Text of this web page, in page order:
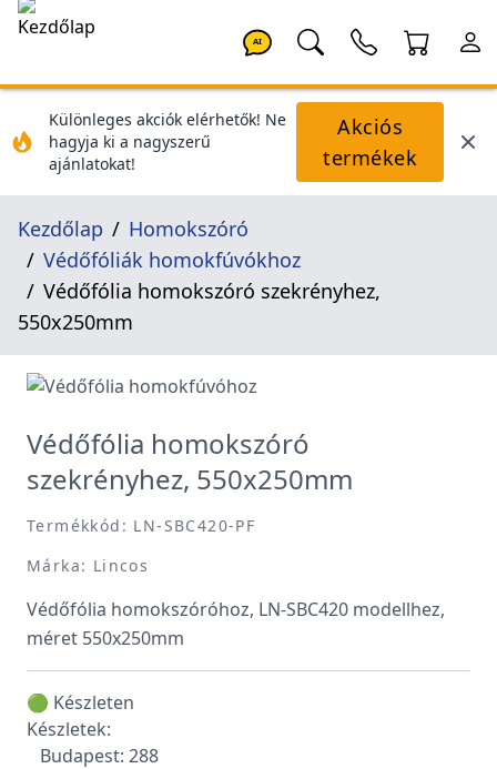
AI
Különleges akciók elérhetők! Ne
hagyja ki a nagyszerű
ajánlatokat!
Akciós
termékek
Kezdőlap
Homokszóró
Védőfóliák homokfúvókhoz
Védőfólia homokszóró szekrényhez,
550x250mm
Védőfólia homokszóró
szekrényhez, 550x250mm
Termékkód: LN-SBC420-PF
Márka: Lincos
Védőfólia homokszóróhoz, LN-SBC420 modellhez,
méret 550x250mm
🟢 Készleten
Készletek:
Budapest: 288